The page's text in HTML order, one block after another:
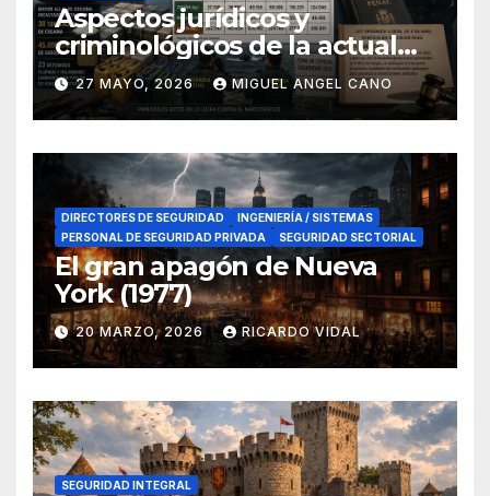
Aspectos jurídicos y
criminológicos de la actual
lucha contra el narcotráfico
en el sur de España
27 MAYO, 2026 MIGUEL ANGEL CANO
DIRECTORES DE SEGURIDAD
INGENIERÍA / SISTEMAS
PERSONAL DE SEGURIDAD PRIVADA
SEGURIDAD SECTORIAL
El gran apagón de Nueva
York (1977)
20 MARZO, 2026 RICARDO VIDAL
SEGURIDAD INTEGRAL